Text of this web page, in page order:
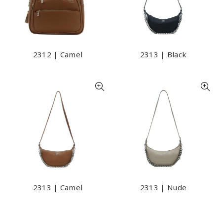
2312 | Camel 2313 | Black
2313 | Camel 2313 | Nude